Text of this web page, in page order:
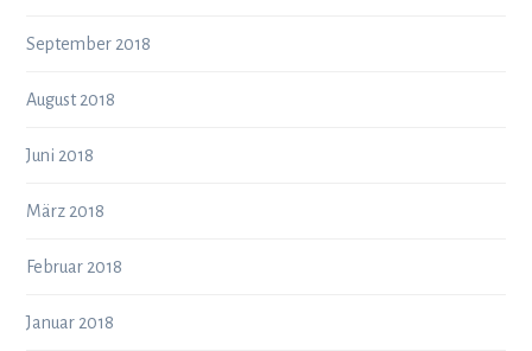
September 2018
August 2018
Juni 2018
März 2018
Februar 2018
Januar 2018